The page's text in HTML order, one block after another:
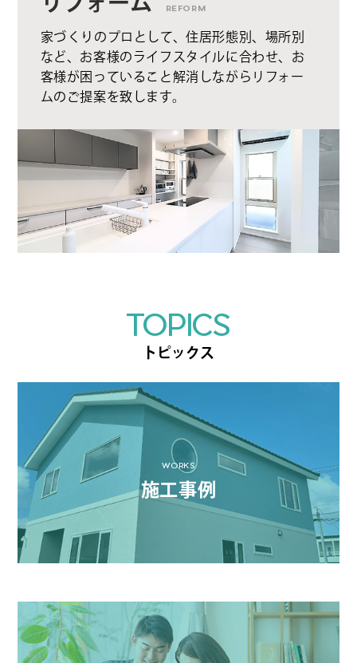
REFORM
家づくりのプロとして、住居形態別、場所別
など、お客様のライフスタイルに合わせ、お
客様が困っていること解消しながらリフォー
ムのご提案を致します。
TOPICS
トピックス
WORKS
施工事例